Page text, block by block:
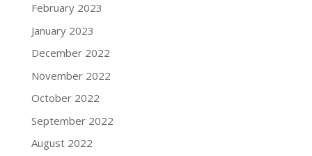
February 2023
January 2023
December 2022
November 2022
October 2022
September 2022
August 2022